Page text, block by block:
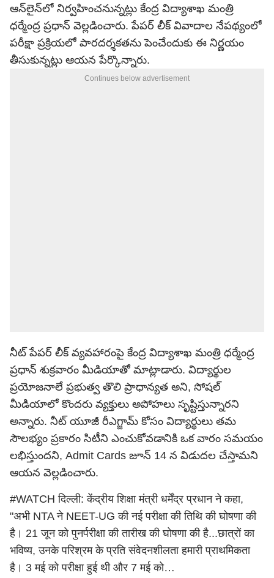
ఆన్‌లైన్‌లో నిర్వహించనున్నట్లు కేంద్ర విద్యాశాఖ మంత్రి
ధర్మేంద్ర ప్రధాన్ వెల్లడించారు. పేపర్ లీక్ వివాదాల నేపథ్యంలో
పరీక్షా ప్రక్రియలో పారదర్శకతను పెంచేందుకు ఈ నిర్ణయం
తీసుకున్నట్లు ఆయన పేర్కొన్నారు.
Continues below advertisement
నీట్ పేపర్ లీక్ వ్యవహారంపై కేంద్ర విద్యాశాఖ మంత్రి ధర్మేంద్ర
ప్రధాన్ శుక్రవారం మీడియాతో మాట్లాడారు. విద్యార్థుల
ప్రయోజనాలే ప్రభుత్వ తొలి ప్రాధాన్యత అని, సోషల్
మీడియాలో కొందరు వ్యక్తులు అపోహలు సృష్టిస్తున్నారని
అన్నారు. నీట్ యూజీ రీఎగ్జామ్ కోసం విద్యార్థులు తమ
సౌలభ్యం ప్రకారం సిటీని ఎంచుకోవడానికి ఒక వారం సమయం
లభిస్తుందని, Admit Cards జూన్ 14 న విడుదల చేస్తామని
ఆయన వెల్లడించారు.
#WATCH दिल्ली: केंद्रीय शिक्षा मंत्री धर्मेंद्र प्रधान ने कहा,
"अभी NTA ने NEET-UG की नई परीक्षा की तिथि की घोषणा की
है। 21 जून को पुनर्परीक्षा की तारीख की घोषणा की है...छात्रों का
भविष्य, उनके परिश्रम के प्रति संवेदनशीलता हमारी प्राथमिकता
है। 3 मई को परीक्षा हुई थी और 7 मई को…